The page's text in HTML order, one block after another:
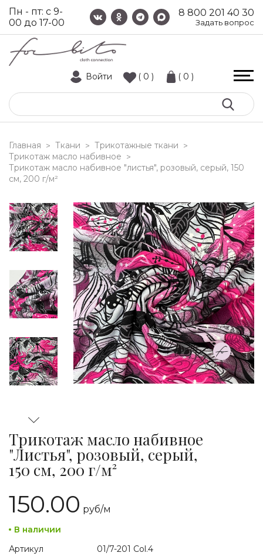
8 800 201 40 30
Задать вопрос
Пн - пт: с 9-
00 до 17-00
Войти ( 0 ) ( 0 )
Главная > Ткани > Трикотажные ткани >
Трикотаж масло набивное >
трикотаж масло набивное "листья", розовый, серый, 150
см, 200 г/м²
Трикотаж масло набивное
"Листья", розовый, серый,
150 см, 200 г/м²
150.00 руб/м
В наличии
Артикул
01/7-201 Col.4